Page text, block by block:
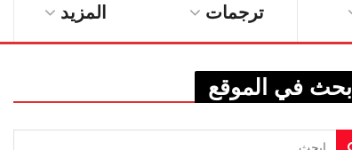
ترجمات المزيد
ابحث في الموقع